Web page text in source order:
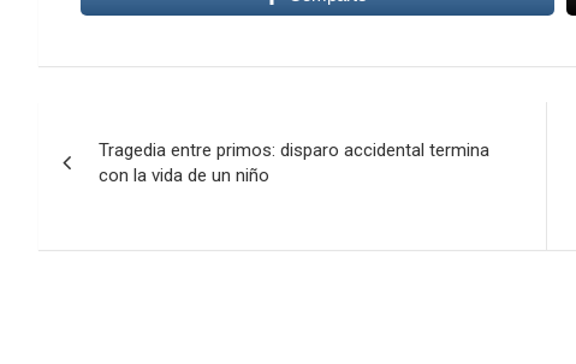
de
Tragedia entre primos: disparo accidental termina
con la vida de un niño